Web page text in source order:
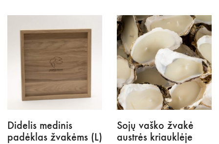
Didelis medinis
padėklas žvakėms (L)
Sojų vaško žvakė
austrės kriauklėje